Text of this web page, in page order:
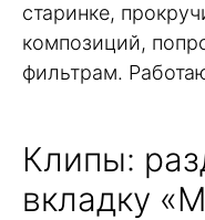
старинке,
композиций,
фильтрам.
Клипы:
вкладку